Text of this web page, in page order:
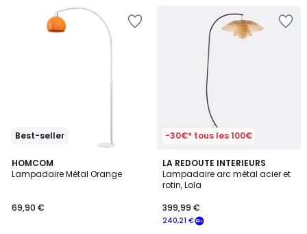
Best-seller
HOMCOM
Lampadaire Métal Orange
69,90 €
-30€* tous les 100€
LA REDOUTE INTERIEURS
Lampadaire arc métal acier et
rotin, Lola
240,21 €
399,99 €
5
/
5